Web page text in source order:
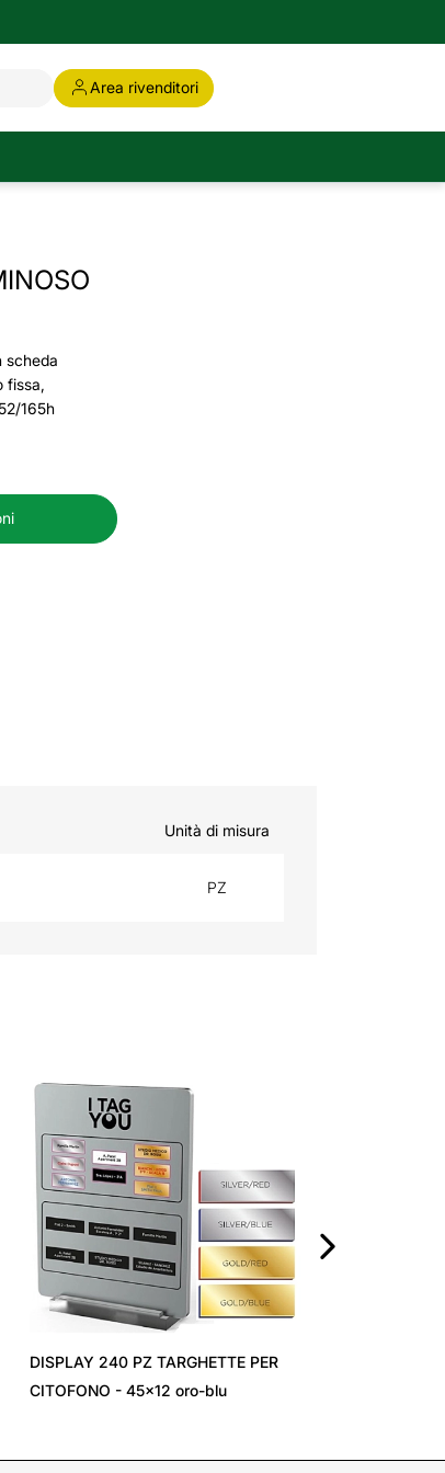
Area rivenditori
scheda
fissa,
165h
Unità di misura
PZ
DISPLAY 240 PZ TARGHETTE PER
CITOFONO - 45x12 oro-blu